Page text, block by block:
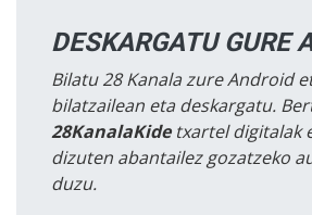
DESKARGATU GURE
Bilatu 28 Kanala zure Android
bilatzailean eta deskargatu.
28KanalaKidetxartel digitalak
dizuten abantailez gozatzeko
duzu.